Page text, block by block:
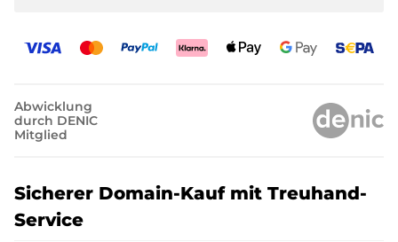
Abwicklung
durch DENIC
Mitglied
Sicherer Domain-Kauf mit Treuhand-
Service